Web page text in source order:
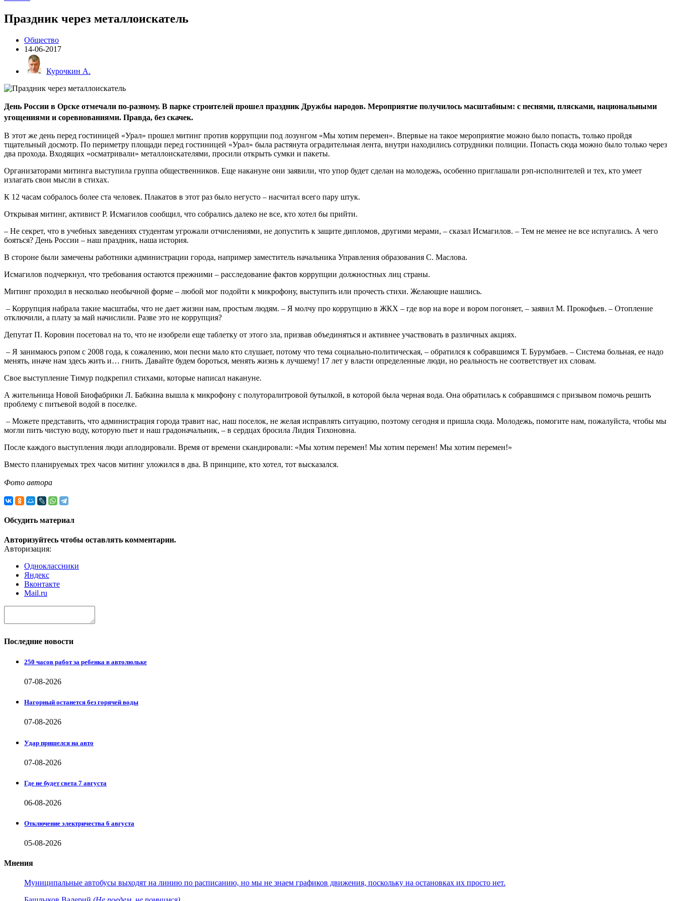
Праздник через металлоискатель
Общество
14-06-2017
Курочкин А.
День России в Орске отмечали по-разному. В парке строителей прошел праздник Дружбы народов. Мероприятие получилось масштабным: с песнями, плясками, национальными
угощениями и соревнованиями. Правда, без скачек.
В этот же день перед гостиницей «Урал» прошел митинг против коррупции под лозунгом «Мы хотим перемен». Впервые на такое мероприятие можно было попасть, только пройдя
тщательный досмотр. По периметру площади перед гостиницей «Урал» была растянута оградительная лента, внутри находились сотрудники полиции. Попасть сюда можно было только через
два прохода. Входящих «осматривали» металлоискателями, просили открыть сумки и пакеты.
Организаторами митинга выступила группа общественников. Еще накануне они заявили, что упор будет сделан на молодежь, особенно приглашали рэп-исполнителей и тех, кто умеет
излагать свои мысли в стихах.
К 12 часам собралось более ста человек. Плакатов в этот раз было негусто – насчитал всего пару штук.
Открывая митинг, активист Р. Исмагилов сообщил, что собрались далеко не все, кто хотел бы прийти.
– Не секрет, что в учебных заведениях студентам угрожали отчислениями, не допустить к защите дипломов, другими мерами, – сказал Исмагилов. – Тем не менее не все испугались. А чего
бояться? День России – наш праздник, наша история.
В стороне были замечены работники администрации города, например заместитель начальника Управления образования С. Маслова.
Исмагилов подчеркнул, что требования остаются прежними – расследование фактов коррупции должностных лиц страны.
Митинг проходил в несколько необычной форме – любой мог подойти к микрофону, выступить или прочесть стихи. Желающие нашлись.
– Коррупция набрала такие масштабы, что не дает жизни нам, простым людям. – Я молчу про коррупцию в ЖКХ – где вор на воре и вором погоняет, – заявил М. Прокофьев. – Отопление
отключили, а плату за май начислили. Разве это не коррупция?
Депутат П. Коровин посетовал на то, что не изобрели еще таблетку от этого зла, призвав объединяться и активнее участвовать в различных акциях.
– Я занимаюсь рэпом с 2008 года, к сожалению, мои песни мало кто слушает, потому что тема социально-политическая, – обратился к собравшимся Т. Бурумбаев. – Система больная, ее надо
менять, иначе нам здесь жить и… гнить. Давайте будем бороться, менять жизнь к лучшему! 17 лет у власти определенные люди, но реальность не соответствует их словам.
Свое выступление Тимур подкрепил стихами, которые написал накануне.
А жительница Новой Биофабрики Л. Бабкина вышла к микрофону с полуторалитровой бутылкой, в которой была черная вода. Она обратилась к собравшимся с призывом помочь решить
проблему с питьевой водой в поселке.
– Можете представить, что администрация города травит нас, наш поселок, не желая исправлять ситуацию, поэтому сегодня и пришла сюда. Молодежь, помогите нам, пожалуйста, чтобы мы
могли пить чистую воду, которую пьет и наш градоначальник, – в сердцах бросила Лидия Тихоновна.
После каждого выступления люди аплодировали. Время от времени скандировали: «Мы хотим перемен! Мы хотим перемен! Мы хотим перемен!»
Вместо планируемых трех часов митинг уложился в два. В принципе, кто хотел, тот высказался.
Фото автора
Обсудить материал
Авторизуйтесь чтобы оставлять комментарии.
Авторизация:
Одноклассники
Яндекс
Вконтакте
Mail.ru
Последние новости
250 часов работ за ребенка в автолюльке
07-08-2026
Нагорный останется без горячей воды
07-08-2026
Удар пришелся на авто
07-08-2026
Где не будет света 7 августа
06-08-2026
Отключение электричества 6 августа
05-08-2026
Мнения
Муниципальные автобусы выходят на линию по расписанию, но мы не знаем графиков движения, поскольку на остановках их просто нет.